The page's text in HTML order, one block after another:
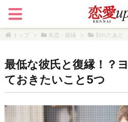
トップ > 失恋・復縁 > 別れたあと
最低な彼氏と復縁！？
ておきたいこと5つ